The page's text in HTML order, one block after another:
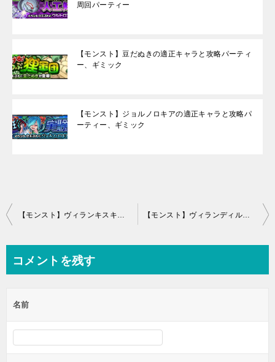
周回パーティー
【モンスト】豆だぬきの適正キャラと攻略パーティ
ー、ギミック
【モンスト】ジョルノロキアの適正キャラと攻略パ
ーティー、ギミック
投
ビ
ー
シ
【モンスト】ヴィランキスキルリラの適正キャラと攻略パーティー、ギミック 【モンスト】ヴィランディルロッテの適正キャラと攻略パーティー、ギミック
コメントを残す
名前